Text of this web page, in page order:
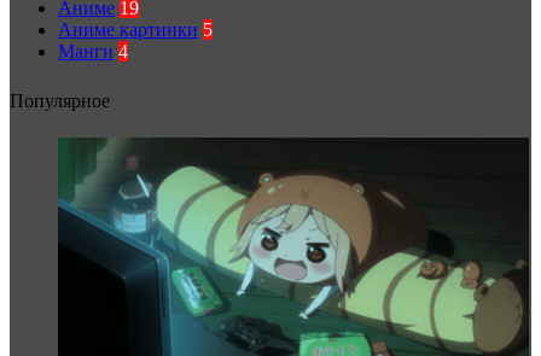
Аниме 19
Аниме картинки 5
Манги 4
Популярное